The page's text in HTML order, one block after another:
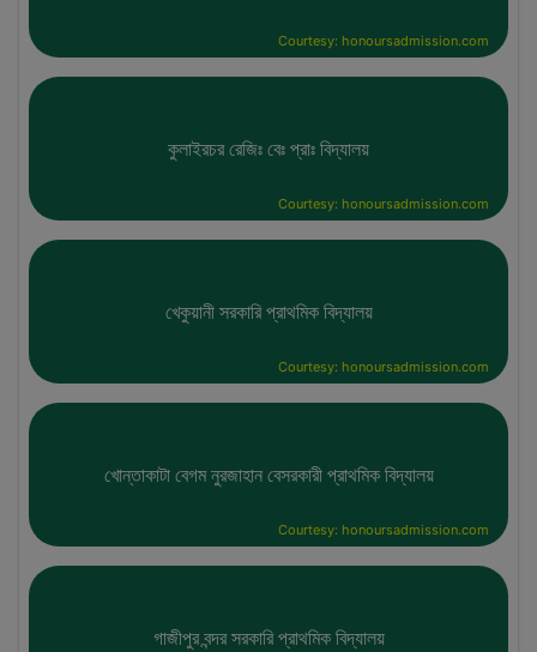
Courtesy: honoursadmission.com
কুলাইরচর রেজিঃ বেঃ প্রাঃ বিদ্যালয়
Courtesy: honoursadmission.com
খেকুয়ানী সরকারি প্রাথমিক বিদ্যালয়
Courtesy: honoursadmission.com
খোন্তাকাটা বেগম নুরজাহান বেসরকারী প্রাথমিক বিদ্যালয়
Courtesy: honoursadmission.com
গাজীপুর বন্দর সরকারি প্রাথমিক বিদ্যালয়